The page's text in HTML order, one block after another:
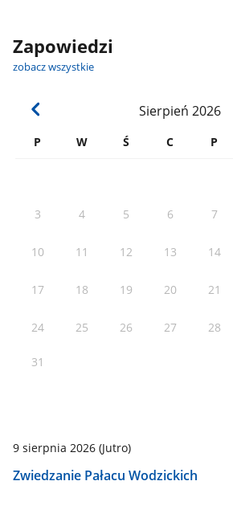
Zapowiedzi
zobacz wszystkie
Sierpień 2026
P W Ś C P
3 4 5 6 7
10 11 12 13 14
17 18 19 20 21
24 25 26 27 28
31
9 sierpnia 2026(Jutro)
Zwiedzanie Pałacu Wodzickich